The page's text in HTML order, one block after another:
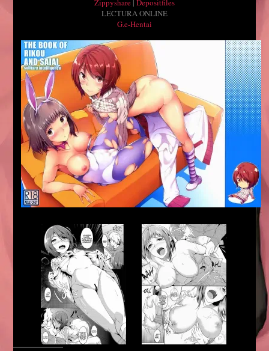
Zippyshare | Depositfiles
LECTURA ONLINE
G.e-Hentai